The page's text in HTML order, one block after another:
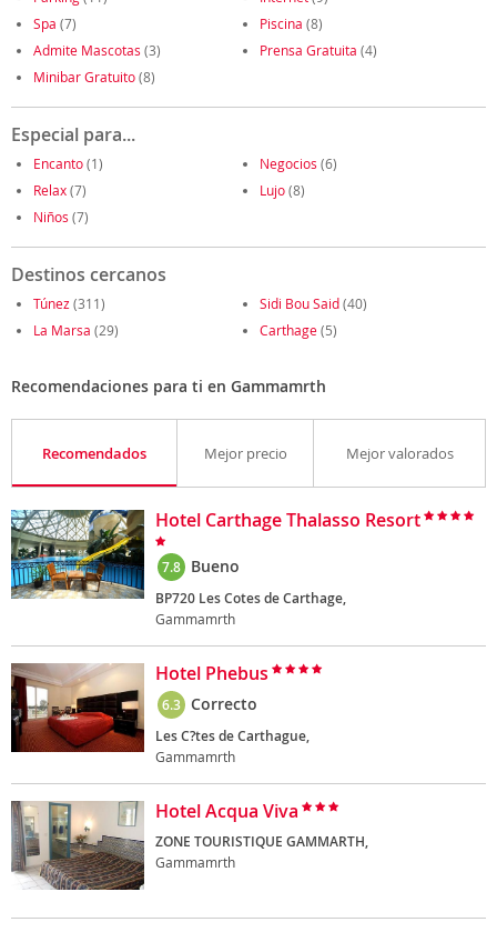
Spa (7) Piscina (8)
Admite Mascotas (3) Prensa Gratuita (4)
Minibar Gratuito(8)
Especial para...
Encanto(1) Negocios (6)
Relax(7) Lujo(8)
Niños (7)
Destinos cercanos
Túnez (311) Sidi Bou Said(40)
La Marsa (29) Carthage(5)
Recomendaciones para ti en Gammamrth
Recomendados Mejor precio Mejor valorados
Hotel Carthage Thalasso Resort
7.8 Bueno
BP720 Les Cotes de Carthage,
Gammamrth
Hotel Phebus
6.3 Correcto
Les C?tes de Carthague,
Gammamrth
Hotel Acqua Viva
ZONE TOURISTIQUE GAMMARTH,
Gammamrth